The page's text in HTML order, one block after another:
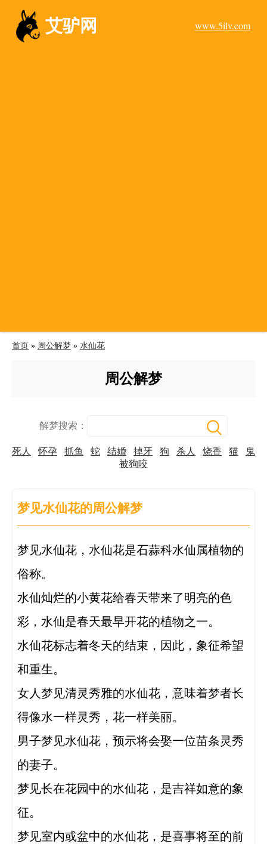
www.5ilv.com
艾驴网
首页 » 周公解梦 » 水仙花
周公解梦
解梦搜索：
死人 怀孕 抓鱼 蛇 结婚 掉牙 狗 杀人 烧香 猫
鬼
被狗咬
梦见水仙花的周公解梦
梦见水仙花，水仙花是石蒜科水仙属植物的
俗称。
水仙灿烂的小黄花给春天带来了明亮的色
彩，水仙是春天最早开花的植物之一。
水仙花标志着冬天的结束，因此，象征希望
和重生。
女人梦见清灵秀雅的水仙花，意味着梦者长
得像水一样灵秀，花一样美丽。
男子梦见水仙花，预示将会娶一位苗条灵秀
的妻子。
梦见长在花园中的水仙花，是吉祥如意的象
征。
梦见室内或盆中的水仙花，是喜事将至的前